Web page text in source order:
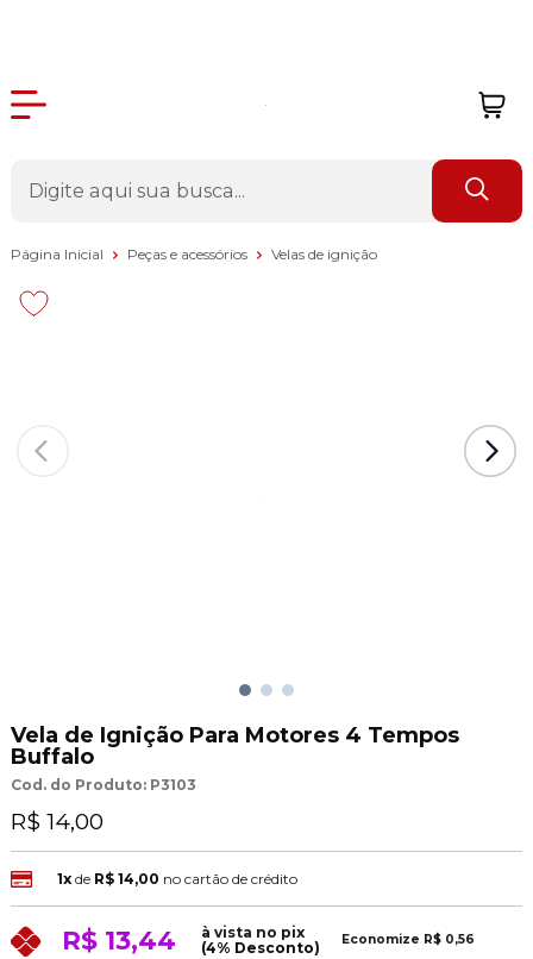
Página Inicial Peças e acessórios Velas de ignição
Vela de Ignição Para Motores 4 Tempos
Buffalo
Cod. do Produto: P3103
R$ 14,00
1xde R$ 14,00 no cartão de crédito
R$ 13,44
à vista no pix
(4% Desconto)
Economize R$ 0,56